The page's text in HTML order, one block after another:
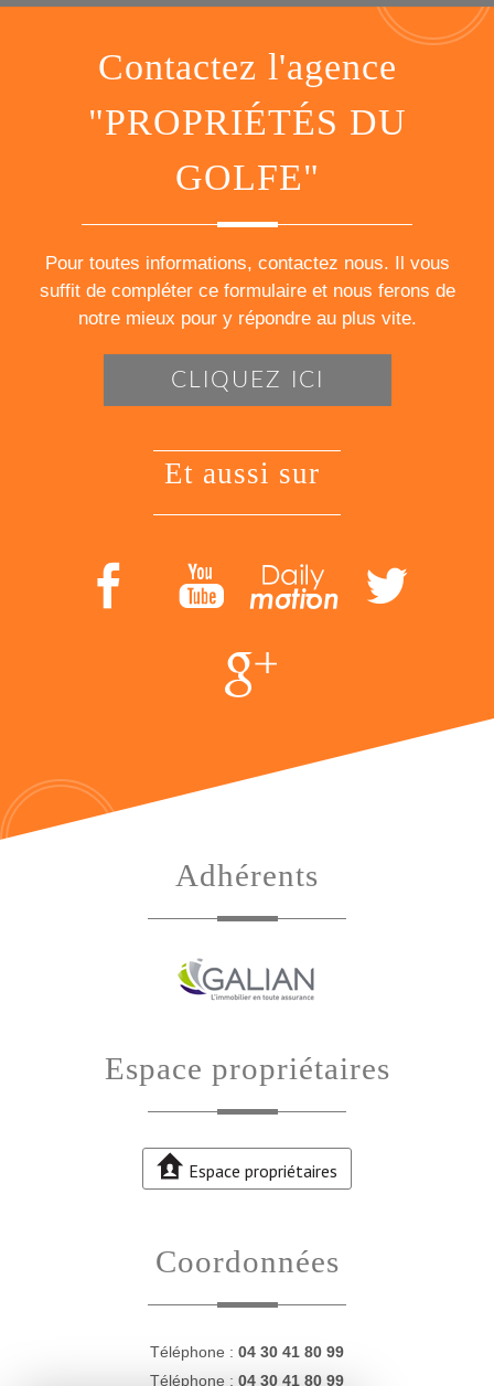
Contactez l'agence
"PROPRIÉTÉS DU
GOLFE"
Pour toutes informations, contactez nous. Il vous
suffit de compléter ce formulaire et nous ferons de
notre mieux pour y répondre au plus vite.
CLIQUEZ ICI
et aussi sur
Adhérents
Espace propriétaires
Espace propriétaires
Coordonnées
Téléphone : 04 30 41 80 99
Téléphone : 04 30 41 80 99